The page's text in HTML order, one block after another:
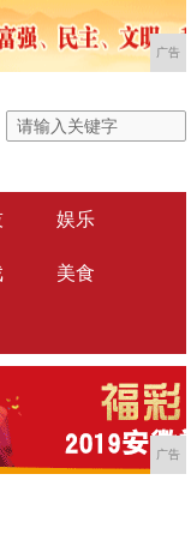
广告
娱乐
美食
广告